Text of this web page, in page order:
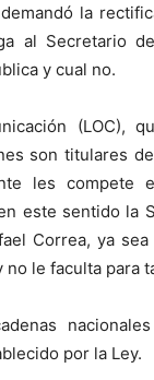
la
al Secretario
y cual no.
(LOC),
son titulares
les compete
este sentido la
Correa, ya
le faculta para
por la Ley.